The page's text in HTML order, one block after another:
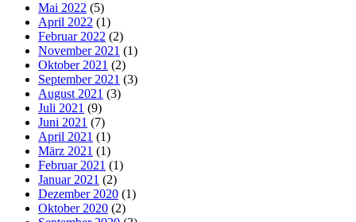
Mai 2022 (5)
April 2022 (1)
Februar 2022 (2)
November 2021 (1)
Oktober 2021 (2)
September 2021 (3)
August 2021 (3)
Juli 2021 (9)
Juni 2021 (7)
April 2021 (1)
März 2021 (1)
Februar 2021 (1)
Januar 2021 (2)
Dezember 2020 (1)
Oktober 2020 (2)